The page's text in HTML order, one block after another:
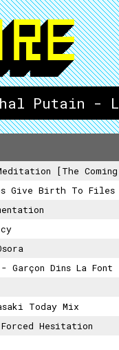
Putain -
[The
Give Birth To Files
- Garçon Dins La Font
Today Mix
Hesitation